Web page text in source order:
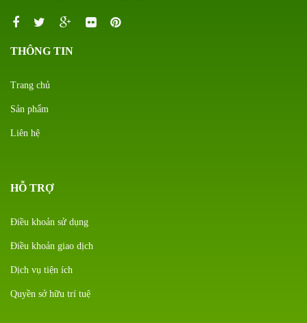
THÔNG TIN
Trang chủ
Sản phẩm
Liên hệ
HỖ TRỢ
Điều khoản sử dụng
Điều khoản giao dịch
Dịch vụ tiện ích
Quyền sở hữu trí tuệ